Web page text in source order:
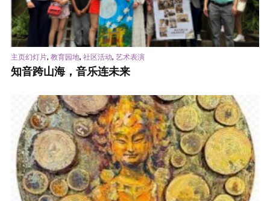
主页幻灯片, 教育园地, 社区活动, 艺术表演
知音跨山海，音乐连未来